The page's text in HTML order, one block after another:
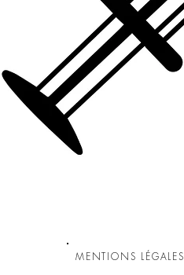
MENTIONS LÉGALES